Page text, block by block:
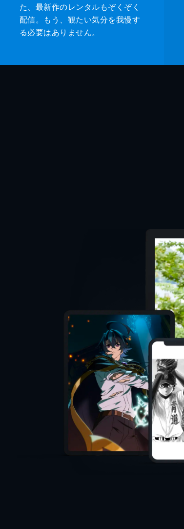
た、最新作のレンタルもぞくぞく
配信。もう、観たい気分を我慢す
る必要はありません。